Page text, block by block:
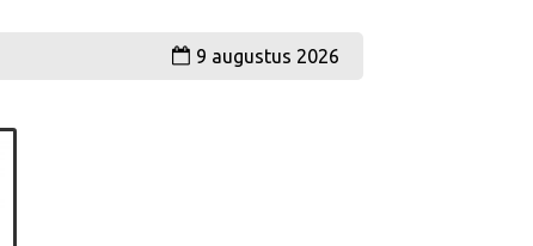
9 augustus 2026